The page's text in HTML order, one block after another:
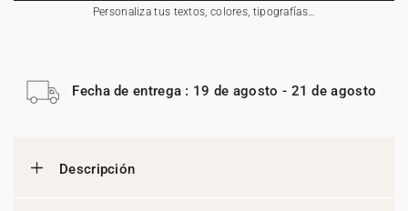
Personaliza tus textos, colores, tipografías…
Fecha de entrega : 19 de agosto - 21 de agosto
Descripción